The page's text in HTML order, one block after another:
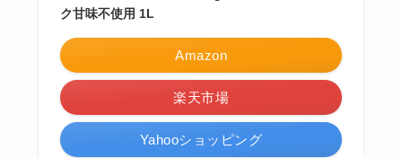
ク甘味不使用 1L
Amazon
楽天市場
Yahooショッピング